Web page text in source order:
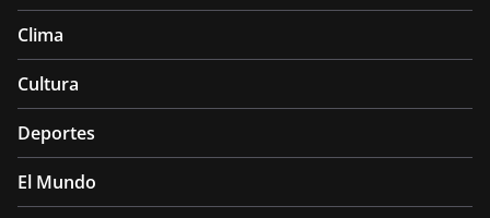
Clima
Cultura
Deportes
El Mundo